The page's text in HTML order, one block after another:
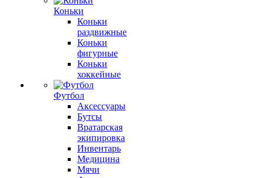
Коньки
Коньки
раздвижные
Коньки
фигурные
Коньки
хоккейные
Футбол
Аксессуары
Бутсы
Вратарская
экипировка
Инвентарь
Медицина
Мячи